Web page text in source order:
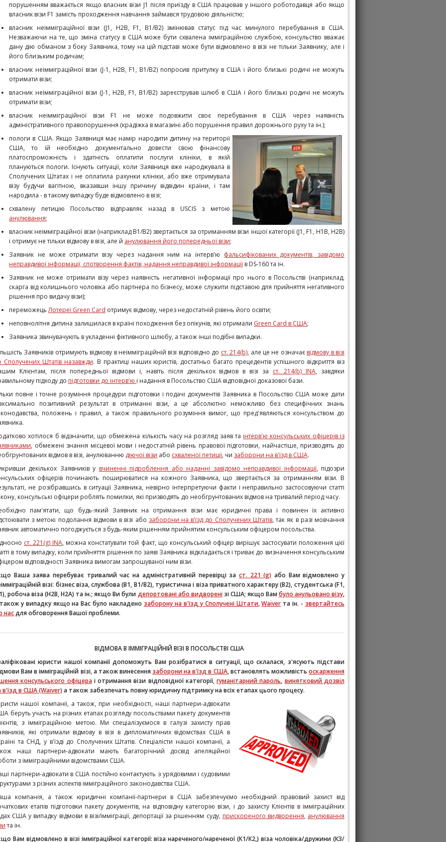
порушенням вважається якщо власник візи J1 після приїзду в США працював у іншого роботодавця або якщо
власник візи F1 замість проходження навчання займався трудовою діяльністю;
власник неімміграційної візи (J1, Н2В, F1, В1/В2) змінював статус під час минулого перебування в США.
Незважаючи на те, що зміна статусу в США може бути схвалена імміграційною службою, консульство вважає
дану дію обманом з боку Заявника, тому на цій підставі може бути відмовлено в візі не тільки Заявнику, але і
його близьким родичам;
власник неімміграційної візи (J-1, Н2В, F1, В1/В2) попросив притулку в США і його близькі родичі не можуть
отримати візи;
власник неімміграційної візи (J-1, Н2В, F1, В1/В2) зареєстрував шлюб в США і його близькі родичі не можуть
отримати візи;
власник неімміграційної візи F1 не може подовжити своє перебування в США через наявність
адміністративного правопорушення (крадіжка в магазині або порушення правил дорожнього руху та ін.);
пологи в США. Якщо Заявниця має намір народити дитину на території
США, то їй необхідно документально довести свою фінансову
платоспроможність і здатність оплатити послуги клініки, в якій
плануються пологи. Існують ситуації, коли Заявниця вже народжувала в
Сполучених Штатах і не оплатила рахунки клініки, або вже отримувала
візу будучи вагітною, вказавши іншу причину відвідин країни, і там
народила - в такому випадку буде відмовлено в візі;
схвалену петицію Посольство відправляє назад в USCIS з метою
анулювання;
власник неімміграційної візи (наприклад В1/В2) звертається за отриманням візи іншої категорії (J1, F1, H1B, H2B)
і отримує не тільки відмову в візі, але й анулювання його попередньої візи;
Заявник не може отримати візу через надання ним на інтерв'ю фальсифікованих документів, завідомо
неправдивої інформації, спотворення фактів, надання неправдивої інформації в DS-160 та ін.
Заявник не може отримати візу через наявність негативної інформації про нього в Посольстві (наприклад,
скарга від колишнього чоловіка або партнера по бізнесу, може служити підставою для прийняття негативного
рішення про видачу візи);
переможецьЛотереї Green Card отримує відмову, через недостатній рівень його освіти;
неповнолітня дитина залишилася в країні походження без опікунів, які отримали Green Card в США;
Заявника звинувачують в укладенні фіктивного шлюбу, а також інші подібні випадки.
Заявників отримують відмову в неімміграційній візі відповідно до ст. 214(b), але це не означає відмову в візі
Сполучених Штатів назавжди. В практиці наших юристів, достатньо багато прецедентів успішного відкриття віз
Клієнтам, після попередньої відмови і, навіть після декількох відмов в візі за ст. 214(b) INA, завдяки
підходу до підготовки до інтерв'ю і надання в Посольство США відповідної доказової бази.
повне і точне розуміння процедури підготовки і подачі документів Заявника в Посольство США може дати
позитивний результат в отриманні візи, а це абсолютно неможливо без специфічних знань
положень і правил, а також правильного розуміння вимог, що пред'являються консульством до
хотілося б відзначити, що обмежена кількість часу на розгляд заяв та інтерв'ю консульських офіцерів із
, обмежені знання місцевої мови і недостатній рівень правової підготовки, найчастіше, призводять до
відмов в візі, анулюванню діючої візи або схваленої петиції, чи заборони на в'їзд в США.
декількох Заявників у вчиненні підроблення або наданні завідомо неправдивої інформації, підозри
офіцерів починають поширюватися на кожного Заявника, що звертається за отриманням візи. В
не розібравшись в ситуації Заявника, невірно інтерпретуючи факти і неправильно застосовуючи статті
консульські офіцери роблять помилки, які призводять до необгрунтованих відмов на тривалий період часу.
пам'ятати, що будь-який Заявник на отримання візи має юридичні права і повинен їх активно
з метою подолання відмови в візі або заборони на в'їзд до Сполучених Штатів, так як в разі мовчання
автоматично погоджується з будь-яким рішенням прийнятим консульським офіцером посольства.
ст. 221(g) INA, можна констатувати той факт, що консульський офіцер вирішує застосувати положення цієї
в тому випадку, коли прийняття рішення по заяві Заявника відкладається і триває до визначення консульським
відповідності Заявника вимогам запрошуваної ним візи.
Ваша заява перебуває тривалий час на адміністративній перевірці за ст. 221 (g) або Вам відмовлено у
візі: бізнес віза, службова (В1, В1/В2), туристична і віза приватного характеру (В2), студентська (F1,
робоча віза (Н2В, Н2А) та ін.; якщо Ви були депортовані або видворенізі США; якщо Вамбуло анульовано візу,
у випадку якщо на Вас було накладено заборону на в'їзд у Сполучені Штати,Waiver та ін. - звертайтесь
насдля обговорення Вашої проблеми.
ВІДМОВА В ІММІГРАЦІЙНІЙ ВІЗІ В ПОСОЛЬСТВІ США
юристи нашої компанії допоможуть Вам розібратися в ситуації, що склалася, з'ясують підстави
Вам в імміграційній візі, а також винесення заборони на в'їзд в США, встановлять можливістьоскарження
консульського офіцераі отримання візи відповідної категорії,гуманітарний пароль, винятковий дозвіл
в'їзд в США (Waiver) а також забезпечать повну юридичну підтримку на всіх етапах цього процесу.
нашої компанії, а також, при необхідності, наші партнери-адвокати
беруть участь на різних етапах розгляду посольствами пакету документів
з імміграційною метою. Ми спеціалізуємося в галузі захисту прав
які отримали відмову в візі в дипломатичних відомствах США в
та СНД, у в'їзді до Сполучених Штатів. Спеціалісти нашої компанії, а
наші партнери-адвокати мають багаторічний досвід апеляційної
з імміграційними відомствами США.
партнери-адвокати в США постійно контактують з урядовими і судовими
з різних аспектів імміграційного законодавства США.
компанія, а також юридичні компанії-партнери в США забезпечуємо необхідний правовий захист від
етапів підготовки пакету документів, на відповідну категорію візи, і до захисту Клієнтів в імміграційних
США у випадку відмови в візі/імміграції, депортації за рішенням суду, прискореного видворення, анулювання
та ін.
Вам відмовлено в візі імміграційної категорії: віза нареченого/нареченої (К1/К2,) віза чоловіка/дружини (К3/